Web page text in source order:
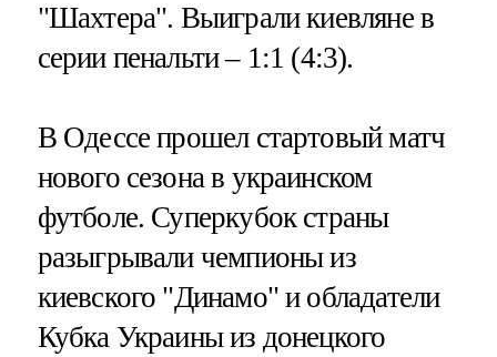
"Шахтера". Выиграли киевляне в
серии пенальти – 1:1 (4:3).
В Одессе прошел стартовый матч
нового сезона в украинском
футболе. Суперкубок страны
разыгрывали чемпионы из
киевского "Динамо" и обладатели
Кубка Украины из донецкого